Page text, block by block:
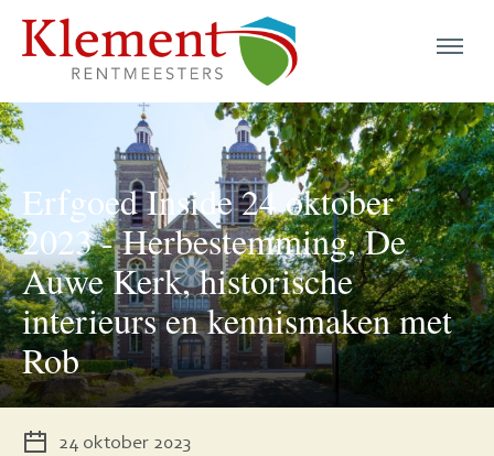
Erfgoed Inside 24 oktober
2023 - Herbestemming, De
Auwe Kerk, historische
interieurs en kennismaken met
Rob
24 oktober 2023